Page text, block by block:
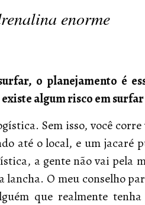
enorme
o planejamento é
algum risco em
Sem isso, você
até o local, e um jacaré
a gente não vai pela
lancha. O meu conselho
que realmente